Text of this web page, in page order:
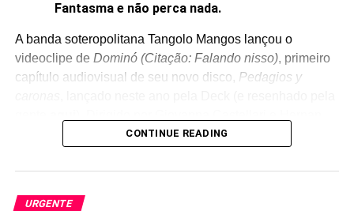
Agenda RJ: Batucada Tamarindo traz fusão
rítmica para turnê nos Sescs
Henry Rollins e Ian MacKaye vão lançar disco
inédito dos Cramps
Ricardo Schott
Fantasma e não perca nada.
A banda soteropolitana Tangolo Mangos lançou o
videoclipe de Dominó (Citação: Falando nisso), primeiro
capítulo audiovisual de seu novo disco, Pedagios y
Marques, o vídeo mostra uma narrativa inspirada nas
CONTINUE READING
URGENTE